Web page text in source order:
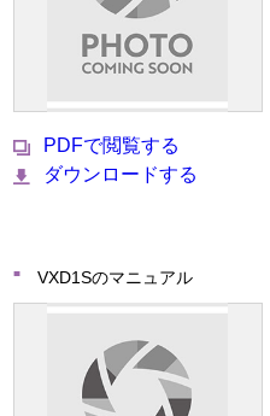
PDFで閲覧する
ダウンロードする
VXD1Sのマニュアル